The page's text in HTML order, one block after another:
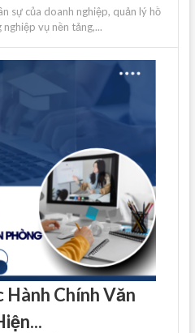
sự của doanh nghiệp, quản lý hồ
vụ nền tảng,...
Chính Văn